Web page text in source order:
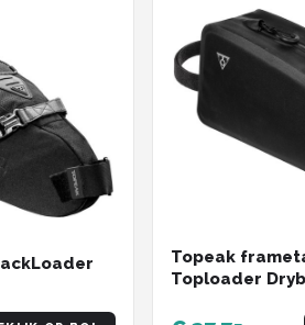
Topeak
Toploader